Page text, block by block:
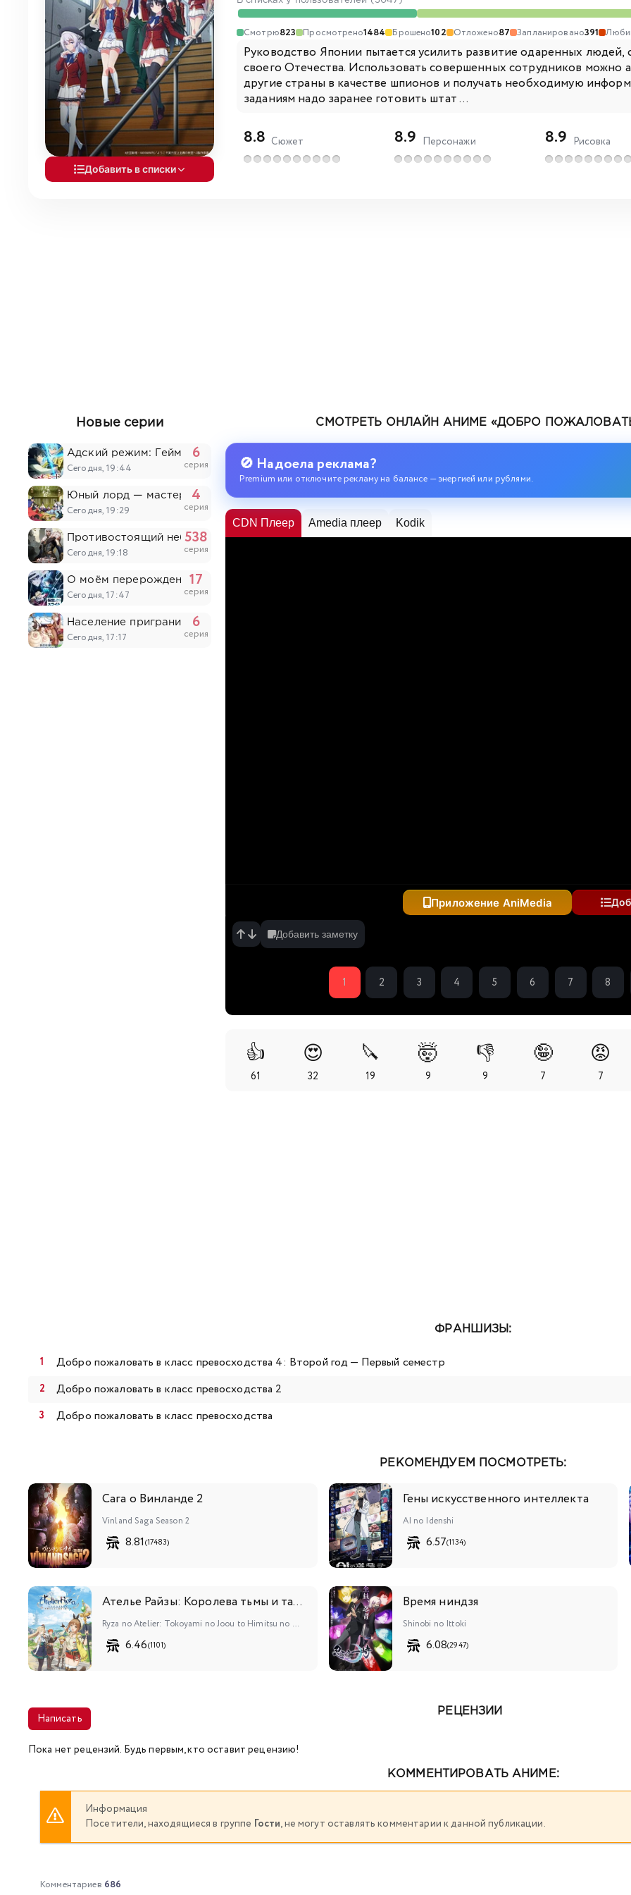
Добавить в списки
Смотрю823 Просмотрено1484 Брошено102 Отложено87 Запланировано391
Руководство Японии пытается усилить развитие одаренных
своего Отечества. Использовать совершенных сотрудников можно
другие страны в качестве шпионов и получать необходимую
заданиям надо заранее готовить штат ...
8.8 Сюжет 8.9 Персонажи 8.9 Рисовка
СМОТРЕТЬ ОНЛАЙН АНИМЕ «ДОБРО
🚫 Надоела реклама?
Premium или отключите рекламу на балансе — энергией или рублями.
CDN Плеер Amedia плеер Kodik
Приложение AniMedia
Добавить заметку
1 2 3 4 5 6 7 8
👍
61
😍
32
🔪
19
🤯
9
👎
9
🤪
7
😡
7
Новые серии
Адский режим: Геймер, который любит спидран, становится бесподобным в параллельном мире с
Сегодня, 19:44
6
серия
Юный лорд — мастер побега 2
Сегодня, 19:29
4
серия
Противостоящий небесам
Сегодня, 19:18
538
серия
О моём перерождении в слизь 4
Сегодня, 17:47
17
серия
Население приграничного владения начинается с нуля
Сегодня, 17:17
6
серия
ФРАНШИЗЫ:
Добро пожаловать в класс превосходства 4: Второй год — Первый семестр
Добро пожаловать в класс превосходства 2
Добро пожаловать в класс превосходства
РЕКОМЕНДУЕМ ПОСМОТРЕТЬ:
Сага о Винланде 2
Vinland Saga Season 2
8.81(17483)
Гены искусственного интеллекта
AI no Idenshi
6.57(1134)
Ателье Райзы: Королева тьмы и тайное пристанище
Ryza no Atelier: Tokoyami no Joou to Himitsu no Kakurega
6.46(1101)
Время ниндзя
Shinobi no Ittoki
6.08(2947)
Написать
РЕЦЕНЗИИ
Пока нет рецензий. Будь первым, кто оставит рецензию!
КОММЕНТИРОВАТЬ АНИМЕ:
Информация
Посетители, находящиеся в группе Гости, не могут оставлять комментарии к данной публикации.
Комментариев 686